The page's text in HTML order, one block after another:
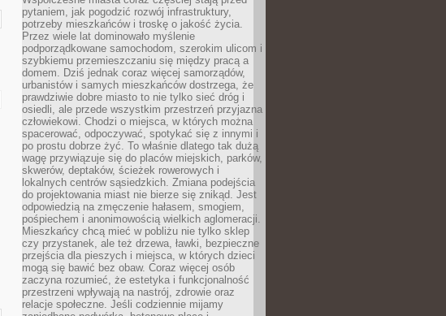
pytaniem, jak pogodzić rozwój infrastruktury,
potrzeby mieszkańców i troskę o jakość życia.
Przez wiele lat dominowało myślenie
podporządkowane samochodom, szerokim ulicom i
szybkiemu przemieszczaniu się między pracą a
domem. Dziś jednak coraz więcej samorządów,
urbanistów i samych mieszkańców dostrzega, że
prawdziwie dobre miasto to nie tylko sieć dróg i
osiedli, ale przede wszystkim przestrzeń przyjazna
człowiekowi. Chodzi o miejsca, w których można
spacerować, odpoczywać, spotykać się z innymi i
po prostu dobrze żyć. To właśnie dlatego tak dużą
wagę przywiązuje się do placów miejskich, parków,
skwerów, deptaków, ścieżek rowerowych i
lokalnych centrów sąsiedzkich. Zmiana podejścia
do projektowania miast nie bierze się znikąd. Jest
odpowiedzią na zmęczenie hałasem, smogiem,
pośpiechem i anonimowością wielkich aglomeracji.
Mieszkańcy chcą mieć w pobliżu nie tylko sklep
czy przystanek, ale też drzewa, ławki, bezpieczne
przejścia dla pieszych i miejsca, w których dzieci
mogą się bawić bez obaw. Coraz więcej osób
zaczyna rozumieć, że estetyka i funkcjonalność
przestrzeni wpływają na nastrój, zdrowie oraz
relacje społeczne. Jeśli codziennie mijamy